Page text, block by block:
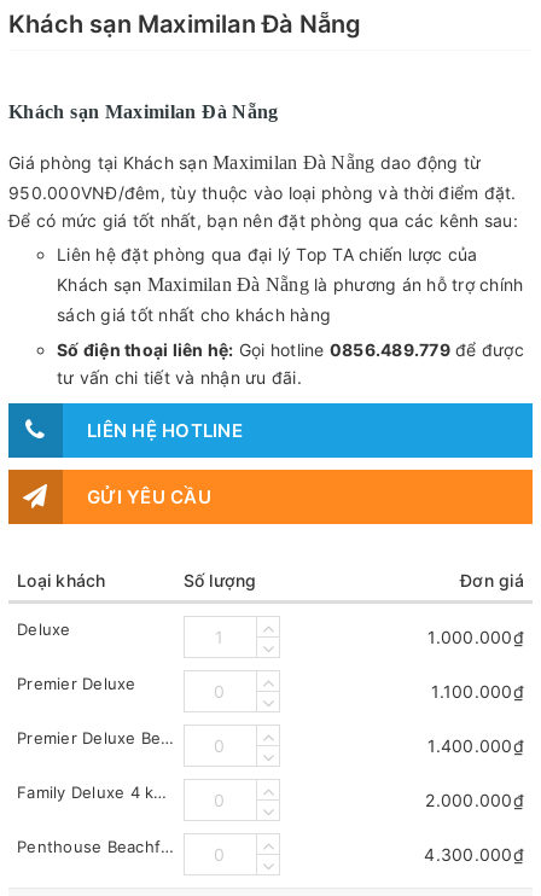
Khách sạn Maximilan Đà Nẵng
Khách sạn Maximilan Đà Nẵng
Giá phòng tại Khách sạn Maximilan Đà Nẵng dao động từ
950.000VNĐ/đêm, tùy thuộc vào loại phòng và thời điểm đặt.
Để có mức giá tốt nhất, bạn nên đặt phòng qua các kênh sau:
Liên hệ đặt phòng qua đại lý Top TA chiến lược của
Khách sạn Maximilan Đà Nẵng là phương án hỗ trợ chính
sách giá tốt nhất cho khách hàng
Số điện thoại liên hệ: Gọi hotline 0856.489.779để được
tư vấn chi tiết và nhận ưu đãi.
LIÊN HỆ HOTLINE
GỬI YÊU CẦU
Loại khách Số lượng Đơn giá
Deluxe 1.000.000₫
Premier Deluxe 1.100.000₫
Premier Deluxe Beachfront hướng biển (Beachfront Premier Deluxe) 1.400.000₫
Family Deluxe 4 khách 2.000.000₫
Penthouse Beachfront Diamond 4 khách 4.300.000₫